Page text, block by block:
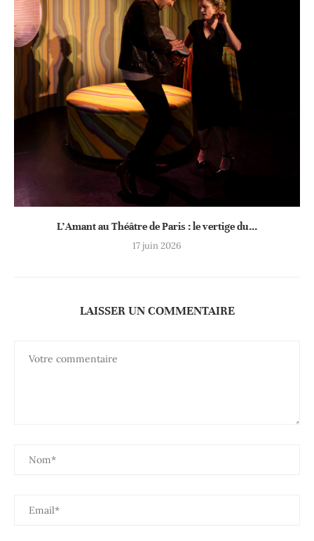
L’Amant au Théâtre de Paris : le vertige du...
17 juin 2026
LAISSER UN COMMENTAIRE